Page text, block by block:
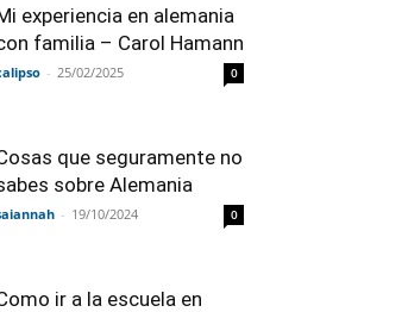
experiencia en alemania
familia – Carol Hamann
- 25/02/2025 0
que seguramente no
sobre Alemania
- 19/10/2024 0
ir a la escuela en